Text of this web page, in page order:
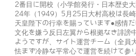
2番目に開校（小学館発行・日本歴史
24年（1949）5月25日大村高校は長崎
天皇陛下の行幸を賜っています●感情
文化を嫌う反日左翼から根拠なき誹謗
ようですが、サイト運営チーム（全員
怯まず冷静な平常心で運営を続けて参